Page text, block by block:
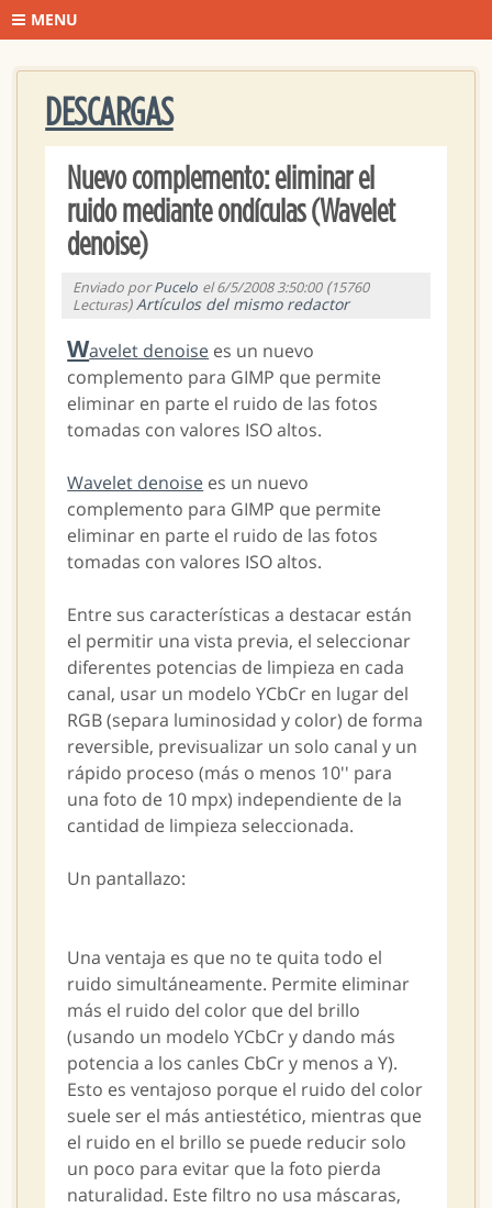
MENU
DESCARGAS
Nuevo complemento: eliminar el
ruido mediante ondículas (Wavelet
denoise)
Enviado porPucelo el 6/5/2008 3:50:00(15760
Lecturas)Artículos del mismo redactor
Wavelet denoise es un nuevo
complemento para GIMP que permite
eliminar en parte el ruido de las fotos
tomadas con valores ISO altos.
Wavelet denoise es un nuevo
complemento para GIMP que permite
eliminar en parte el ruido de las fotos
tomadas con valores ISO altos.
Entre sus características a destacar están
el permitir una vista previa, el seleccionar
diferentes potencias de limpieza en cada
canal, usar un modelo YCbCr en lugar del
RGB (separa luminosidad y color) de forma
reversible, previsualizar un solo canal y un
rápido proceso (más o menos 10'' para
una foto de 10 mpx) independiente de la
cantidad de limpieza seleccionada.
Un pantallazo:
Una ventaja es que no te quita todo el
ruido simultáneamente. Permite eliminar
más el ruido del color que del brillo
(usando un modelo YCbCr y dando más
potencia a los canles CbCr y menos a Y).
Esto es ventajoso porque el ruido del color
suele ser el más antiestético, mientras que
el ruido en el brillo se puede reducir solo
un poco para evitar que la foto pierda
naturalidad. Este filtro no usa máscaras,